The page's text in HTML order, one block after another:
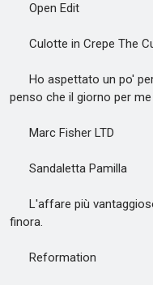
Open Edit
Culotte in Crepe The
Ho aspettato un po' per
penso che il giorno per
Marc Fisher LTD
Sandaletta Pamilla
L'affare più
finora.
Reformation